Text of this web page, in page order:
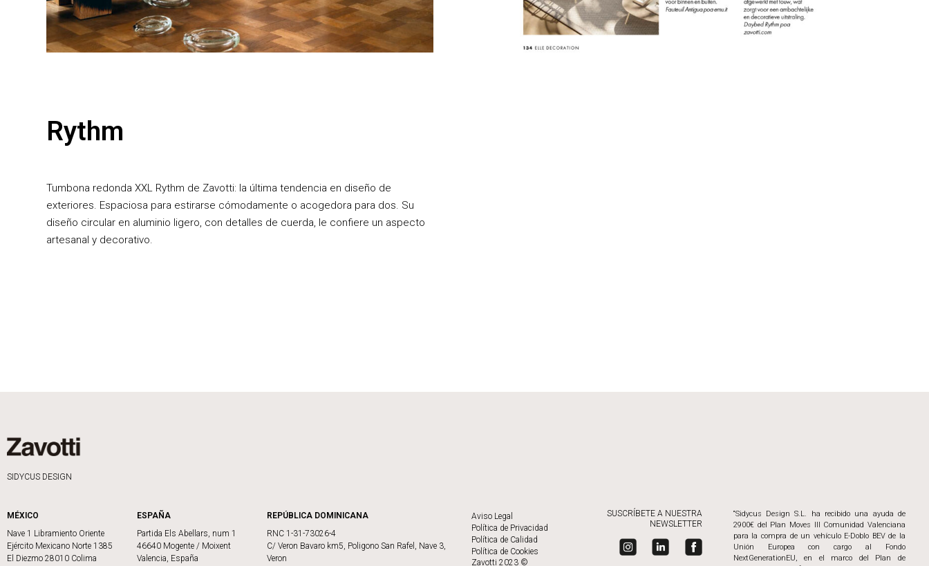
Rythm
Tumbona redonda XXL Rythm de Zavotti: la última tendencia en diseño de
exteriores. Espaciosa para estirarse cómodamente o acogedora para dos. Su
diseño circular en aluminio ligero, con detalles de cuerda, le confiere un aspecto
artesanal y decorativo.
SIDYCUS DESIGN
MÉXICO
Nave 1 Libramiento Oriente
Ejército Mexicano Norte 1385
El Diezmo 28010 Colima
ESPAÑA
Partida Els Abellars, num 1
46640 Mogente / Moixent
Valencia, España
REPÚBLICA DOMINICANA
RNC 1-31-73026-4
C/ Veron Bavaro km5, Poligono San Rafel, Nave 3,
Veron
Aviso Legal
Política de Privacidad
Política de Calidad
Política de Cookies
Zavotti 2023 ©
SUSCRÍBETE A NUESTRA
NEWSLETTER
“Sidycus Design S.L. ha recibido una ayuda de
2900€ del Plan Moves III Comunidad Valenciana
para la compra de un vehículo E-Doblo BEV de la
Unión Europea con cargo al Fondo
NextGenerationEU, en el marco del Plan de